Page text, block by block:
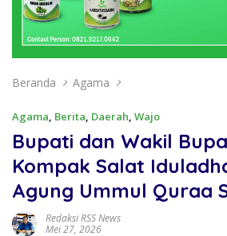
Beranda Agama
Agama, Berita, Daerah, Wajo
Bupati dan Wakil
Kompak Salat
Agung Ummul Quraa
Redaksi RSS News
Mei 27, 2026